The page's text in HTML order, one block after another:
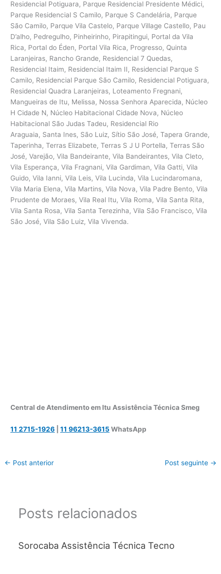
Residencial Potiguara, Parque Residencial Presidente Médici,
Parque Residencial S Camilo, Parque S Candelária, Parque
São Camilo, Parque Vila Castelo, Parque Village Castello, Pau
D’alho, Pedregulho, Pinheirinho, Pirapitingui, Portal da Vila
Rica, Portal do Éden, Portal Vila Rica, Progresso, Quinta
Laranjeiras, Rancho Grande, Residencial 7 Quedas,
Residencial Itaim, Residencial Itaim II, Residencial Parque S
Camilo, Residencial Parque São Camilo, Residencial Potiguara,
Residencial Quadra Laranjeiras, Loteamento Fregnani,
Mangueiras de Itu, Melissa, Nossa Senhora Aparecida, Núcleo
H Cidade N, Núcleo Habitacional Cidade Nova, Núcleo
Habitacional São Judas Tadeu, Residencial Rio
Araguaia, Santa Ines, São Luiz, Sítio São José, Tapera Grande,
Taperinha, Terras Elizabete, Terras S J U Portella, Terras São
José, Varejão, Vila Bandeirante, Vila Bandeirantes, Vila Cleto,
Vila Esperança, Vila Fragnani, Vila Gardiman, Vila Gatti, Vila
Guido, Vila Ianni, Vila Leis, Vila Lucinda, Vila Lucindaromana,
Vila Maria Elena, Vila Martins, Vila Nova, Vila Padre Bento, Vila
Prudente de Moraes, Vila Real Itu, Vila Roma, Vila Santa Rita,
Vila Santa Rosa, Vila Santa Terezinha, Vila São Francisco, Vila
São José, Vila São Luiz, Vila Vivenda.
Central de Atendimento em Itu Assistência Técnica Smeg
11 2715-1926 |11 96213-3615 WhatsApp
← Post anterior Post seguinte →
Posts relacionados
Sorocaba Assistência Técnica Tecno